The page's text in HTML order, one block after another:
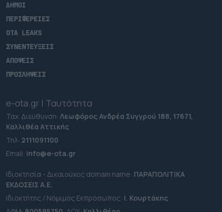
ΔΗΜΟΙ
ΠΕΡΙΦΕΡΕΙΕΣ
OTA LEAKS
ΣΥΝΕΝΤΕΥΞΕΙΣ
ΑΠΟΨΕΙΣ
ΠΡΟΣΛΗΨΕΙΣ
e-ota.gr | Ταυτότητα
Ταχ. Διεύθυνση: Λεωφόρος Ανδρέα Συγγρού 188, 17671,
Καλλιθέα Αττικής
Τηλ: 2111091100
Εmail: info@e-ota.gr
Ιδιοκτησία - Δικαιούχος domain name: ΠΑΡΑΠΟΛΙΤΙΚΑ
ΕΚΔΟΣΕΙΣ A.E.
Ιδιοκτήτης / Νόμιμος Εκπρόσωπος: Ι. Κουρτάκης